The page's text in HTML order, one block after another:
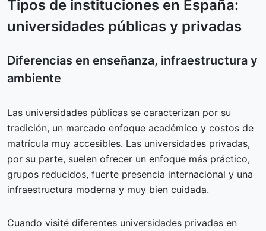
Tipos de instituciones en España:
universidades públicas y privadas
Diferencias en enseñanza, infraestructura y
ambiente
Las universidades públicas se caracterizan por su
tradición, un marcado enfoque académico y costos de
matrícula muy accesibles. Las universidades privadas,
por su parte, suelen ofrecer un enfoque más práctico,
grupos reducidos, fuerte presencia internacional y una
infraestructura moderna y muy bien cuidada.
Cuando visité diferentes universidades privadas en